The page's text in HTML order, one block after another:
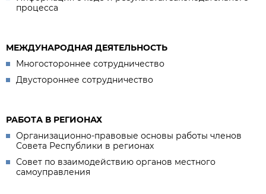
процесса
МЕЖДУНАРОДНАЯ ДЕЯТЕЛЬНОСТЬ
Многостороннее сотрудничество
Двустороннее сотрудничество
РАБОТА В РЕГИОНАХ
Организационно-правовые основы работы членов
Совета Республики в регионах
Совет по взаимодействию органов местного
самоуправления